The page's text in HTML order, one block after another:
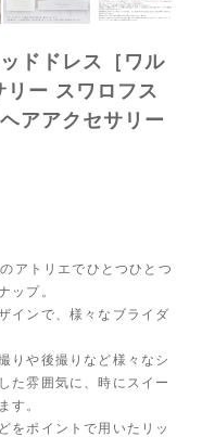
ドドレス［ワル
ー スワロフス
アアクセサリー
アトリエでひとつひとつ
ップ。
インで、様々なブライダ
りや後撮りなど様々なシ
た雰囲気に、時にスイー
す。
をポイントで用いたリッ